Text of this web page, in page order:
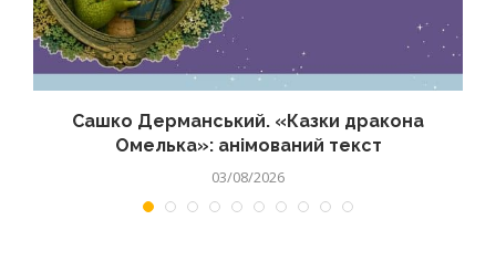
Сашко Дерманський. «Казки дракона
Омелька»: анімований текст
03/08/2026